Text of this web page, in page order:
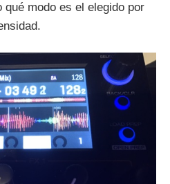
qué modo es el elegido por